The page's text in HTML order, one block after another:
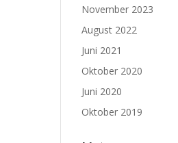
November 2023
August 2022
Juni 2021
Oktober 2020
Juni 2020
Oktober 2019